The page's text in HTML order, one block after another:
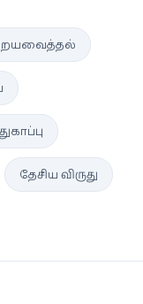
தேசிய விருது